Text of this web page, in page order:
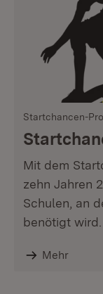
Startchancen-
Mit dem
zehn Jahren
Schulen, an
benötigt wird.
Mehr